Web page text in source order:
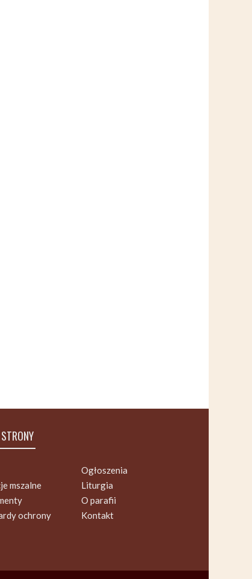
Ogłoszenia
mszalne
Liturgia
O parafii
ochrony
Kontakt